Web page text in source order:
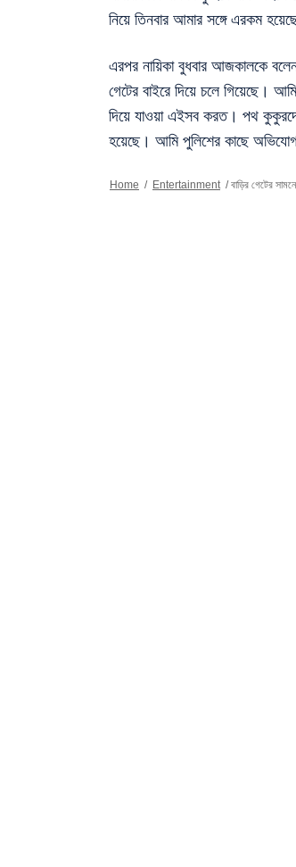
নিয়ে তিনবার আমার সঙ্গে এরকম
এরপর নায়িকা বুধবার আজকালকে
গেটের বাইরে দিয়ে চলে গিয়েছে।
দিয়ে যাওয়া এইসব করত। পথ
হয়েছে। আমি পুলিশের কাছে
Home / Entertainment / বাড়ির গেটের